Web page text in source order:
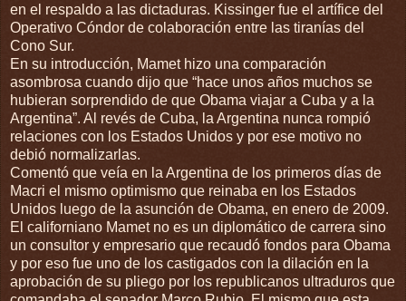
en el respaldo a las dictaduras. Kissinger fue el artífice del
Operativo Cóndor de colaboración entre las tiranías del
Cono Sur.
En su introducción, Mamet hizo una comparación
asombrosa cuando dijo que “hace unos años muchos se
hubieran sorprendido de que Obama viajar a Cuba y a la
Argentina”. Al revés de Cuba, la Argentina nunca rompió
relaciones con los Estados Unidos y por ese motivo no
debió normalizarlas.
Comentó que veía en la Argentina de los primeros días de
Macri el mismo optimismo que reinaba en los Estados
Unidos luego de la asunción de Obama, en enero de 2009.
El californiano Mamet no es un diplomático de carrera sino
un consultor y empresario que recaudó fondos para Obama
y por eso fue uno de los castigados con la dilación en la
aprobación de su pliego por los republicanos ultraduros que